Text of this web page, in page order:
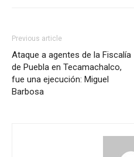
Previous article
Ataque a agentes de la Fiscalía
de Puebla en Tecamachalco,
fue una ejecución: Miguel
Barbosa